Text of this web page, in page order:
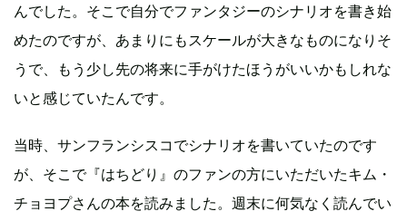
んでした。そこで自分でファンタジーのシナリオを書き始
めたのですが、あまりにもスケールが大きなものになりそ
うで、もう少し先の将来に手がけたほうがいいかもしれな
いと感じていたんです。
当時、サンフランシスコでシナリオを書いていたのです
が、そこで『はちどり』のファンの方にいただいたキム・
チョヨプさんの本を読みました。週末に何気なく読んでい